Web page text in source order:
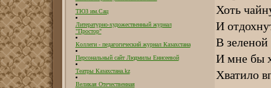
ТЮЗ им.Сац
Литературно-художественный журнал
"Простор"
Коллеги - педагогический журнал Казахстана
Персональный сайт Людмилы Енисеевой
Театры Казахстана.kz
Великая Отечественная
Хоть
И
В
И мне бы
Хватило